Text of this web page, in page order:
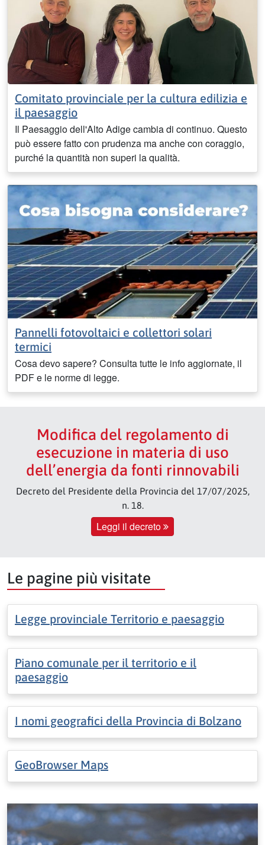
Comitato provinciale per la cultura edilizia e
il paesaggio
Il Paesaggio dell'Alto Adige cambia di continuo. Questo
può essere fatto con prudenza ma anche con coraggio,
purché la quantità non superi la qualità.
Pannelli fotovoltaici e collettori solari
termici
Cosa devo sapere? Consulta tutte le info aggiornate, il
PDF e le norme di legge.
Modifica del regolamento di
esecuzione in materia di uso
dell’energia da fonti rinnovabili
Decreto del Presidente della Provincia del 17/07/2025,
n. 18.
Leggi il decreto
Le pagine più visitate
Legge provinciale Territorio e paesaggio
Piano comunale per il territorio e il
paesaggio
I nomi geografici della Provincia di Bolzano
GeoBrowser Maps